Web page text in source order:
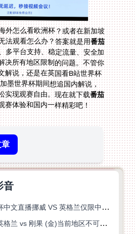
怎么看欧洲杯？或者在新加坡
法观看怎么办？答案就是用番茄
多平台支持、稳定流量、安全加
你解决所有地区限制的问题。不管你
中文解说，还是在英国看B站世界杯
墨世界杯期间想追国内解说，
实现观赛自由。现在就下载番茄
赛体验和国内一样精彩吧！
章
音
别慌！在国外看世界杯中文直播挪威 VS 英格兰仅限中国大陆？这篇指南帮你搞定
在海外看世界杯直播英格兰 vs 刚果 (金)当前地区不可播放？这篇指南帮你突破所有限制